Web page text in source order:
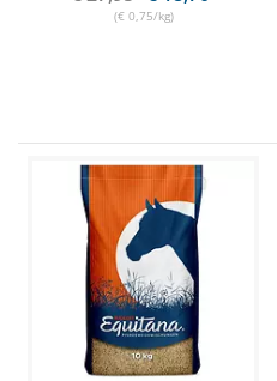
(€ 0,75/kg)